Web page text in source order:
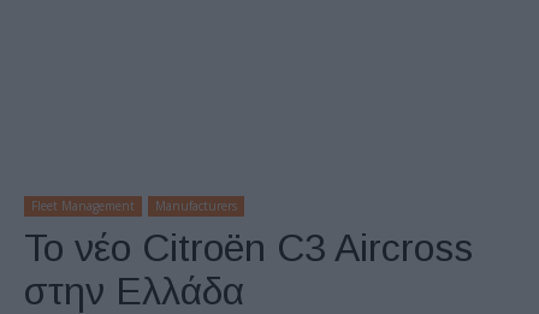
Fleet Management Manufacturers
Το νέο Citroën C3 Aircross
στην Ελλάδα